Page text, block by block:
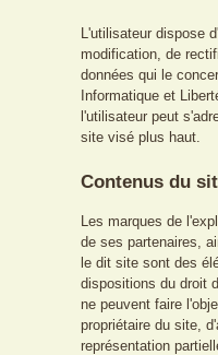
L'utilisateur dispose
modification, de
données qui le
Informatique et
l'utilisateur peut
site visé plus haut.
Contenus du
Les marques de
de ses partenaires,
le dit site sont des
dispositions du droit
ne peuvent faire
propriétaire du site,
représentation